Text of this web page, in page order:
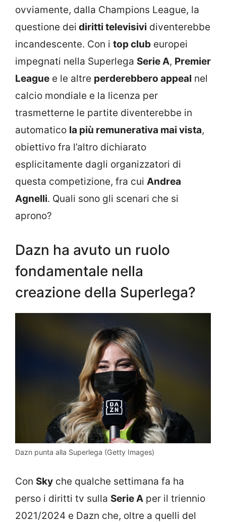
ovviamente, dalla Champions League, la
questione dei diritti televisivi diventerebbe
incandescente. Con i top club europei
impegnati nella Superlega Serie A, Premier
League e le altre perderebbero appeal nel
calcio mondiale e la licenza per
trasmetterne le partite diventerebbe in
automatico la più remunerativa mai vista,
obiettivo fra l’altro dichiarato
esplicitamente dagli organizzatori di
questa competizione, fra cui Andrea
Agnelli. Quali sono gli scenari che si
aprono?
Dazn ha avuto un ruolo
fondamentale nella
creazione della Superlega?
Dazn punta alla Superlega (Getty Images)
Con Sky che qualche settimana fa ha
perso i diritti tv sulla Serie A per il triennio
2021/2024 e Dazn che, oltre a quelli del